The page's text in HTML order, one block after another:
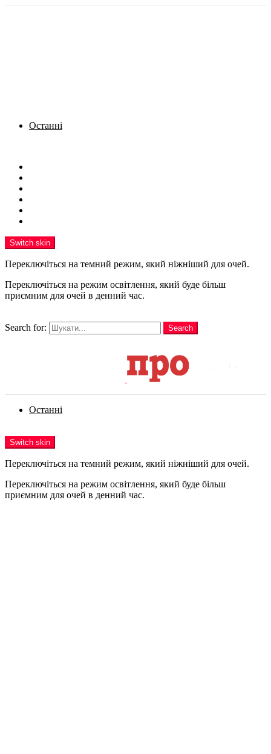
Останні
Switch skin
Переключіться на темний режим, який ніжніший для очей.
Переключіться на режим освітлення, який буде більш
приємним для очей в денний час.
Search for:
Search
Останні
Switch skin
Переключіться на темний режим, який ніжніший для очей.
Переключіться на режим освітлення, який буде більш
приємним для очей в денний час.